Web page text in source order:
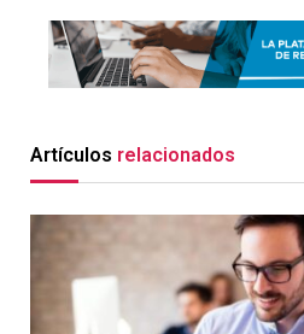
Artículos relacionados